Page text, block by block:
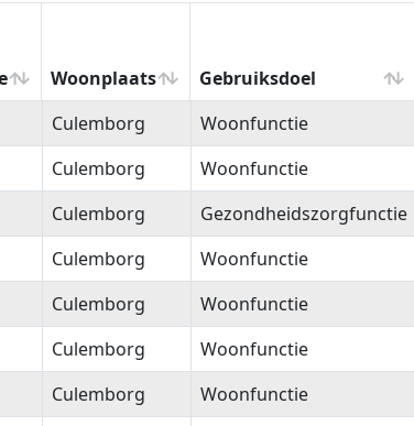
Woonplaats Gebruiksdoel
Woonplaats Gebruiksdoel
Culemborg Woonfunctie
Culemborg Woonfunctie
Culemborg Gezondheidszorgfunctie
Culemborg Woonfunctie
Culemborg Woonfunctie
Culemborg Woonfunctie
Culemborg Woonfunctie